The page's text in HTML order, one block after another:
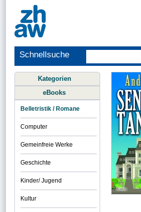
Schnellsuche
Kategorien
eBooks
Belletristik / Romane
Computer
Gemeinfreie Werke
Geschichte
Kinder/ Jugend
Kultur